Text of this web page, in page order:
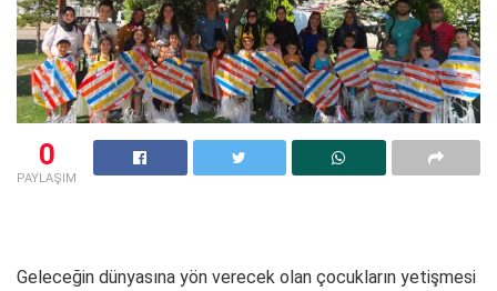
0
PAYLAŞIM
Geleceğin dünyasına yön verecek olan çocukların yetişmesi